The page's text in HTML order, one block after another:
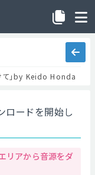
て」by Keido Honda
ロードを開始し
リアから音源をダ